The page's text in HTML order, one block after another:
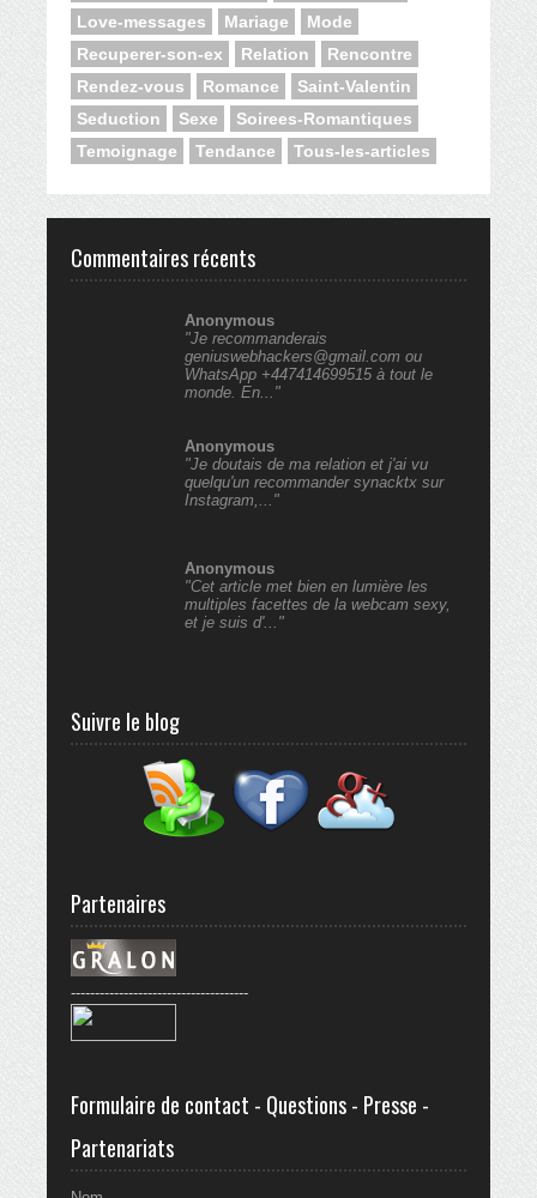
Love-messages
Mariage
Mode
Recuperer-son-ex
Relation
Rencontre
Rendez-vous
Romance
Saint-Valentin
Seduction
Sexe
Soirees-Romantiques
Temoignage
Tendance Tous-les-articles
Commentaires récents
Anonymous
"Je recommanderais
geniuswebhackers@gmail.com ou
WhatsApp +447414699515 à tout le
monde. En..."
Anonymous
"Je doutais de ma relation et j'ai vu
quelqu'un recommander synacktx sur
Instagram,..."
Anonymous
"Cet article met bien en lumière les
multiples facettes de la webcam sexy,
et je suis d'..."
Suivre le blog
Partenaires
-------------------------------------
Formulaire de contact - Questions - Presse -
Partenariats